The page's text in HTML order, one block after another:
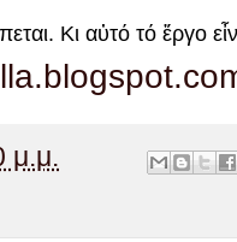
Κι αὐτό τό ἔργο
μ.μ.